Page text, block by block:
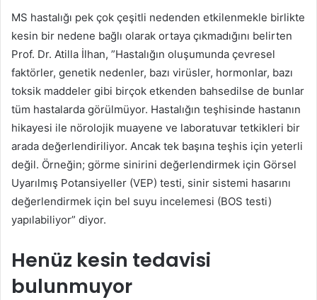
MS hastalığı pek çok çeşitli nedenden etkilenmekle birlikte
kesin bir nedene bağlı olarak ortaya çıkmadığını belirten
Prof. Dr. Atilla İlhan, ”Hastalığın oluşumunda çevresel
faktörler, genetik nedenler, bazı virüsler, hormonlar, bazı
toksik maddeler gibi birçok etkenden bahsedilse de bunlar
tüm hastalarda görülmüyor. Hastalığın teşhisinde hastanın
hikayesi ile nörolojik muayene ve laboratuvar tetkikleri bir
arada değerlendiriliyor. Ancak tek başına teşhis için yeterli
değil. Örneğin; görme sinirini değerlendirmek için Görsel
Uyarılmış Potansiyeller (VEP) testi, sinir sistemi hasarını
değerlendirmek için bel suyu incelemesi (BOS testi)
yapılabiliyor” diyor.
Henüz kesin tedavisi
bulunmuyor